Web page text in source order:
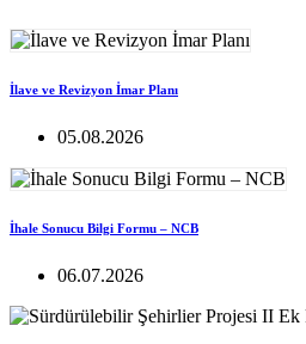
İlave ve Revizyon İmar Planı
05.08.2026
İhale Sonucu Bilgi Formu – NCB
06.07.2026